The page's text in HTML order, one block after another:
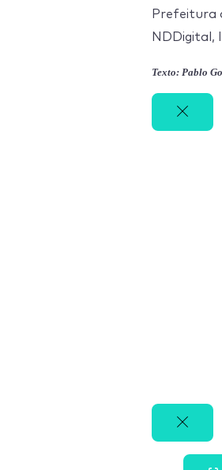
Prefeitura
NDDigital,
Texto: Pablo